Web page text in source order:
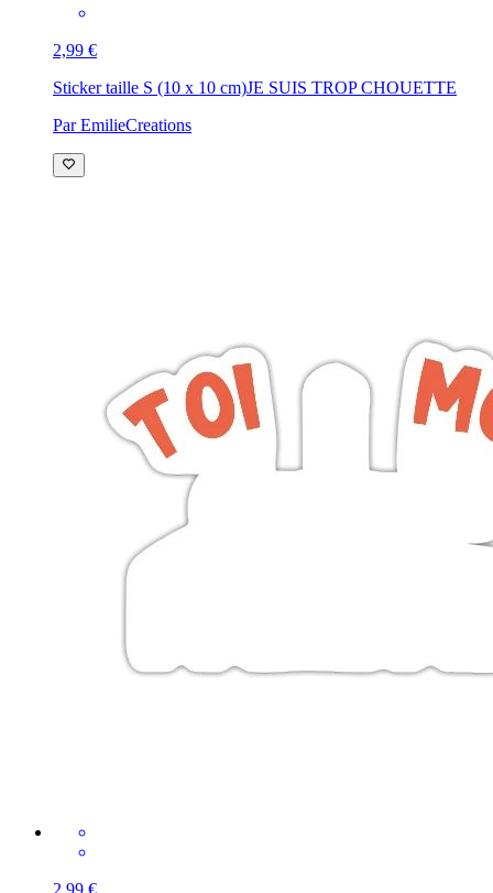
2,99 €
Sticker taille S (10 x 10 cm)JE SUIS TROP CHOUETTE
Par EmilieCreations
2,99 €